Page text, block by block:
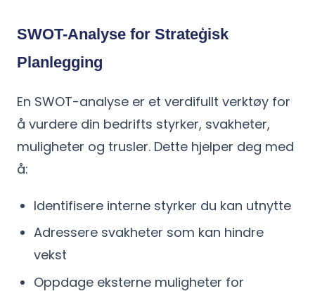
SWOT-Analyse for Strateģisk
Planlegging
En SWOT-analyse er et verdifullt verktøy for
å vurdere din bedrifts styrker, svakheter,
muligheter og trusler. Dette hjelper deg med
å:
Identifisere interne styrker du kan utnytte
Adressere svakheter som kan hindre
vekst
Oppdage eksterne muligheter for